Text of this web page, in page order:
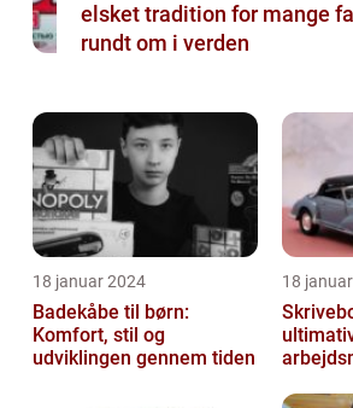
elsket tradition for mange
rundt om i verden
18 januar 2024
Badekåbe til børn:
Komfort, stil og
udviklingen gennem tiden
18